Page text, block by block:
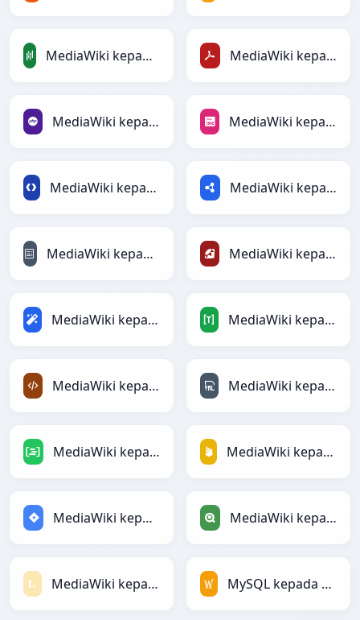
MediaWiki kepada PandasDataFrame MediaWiki kepada PDF
MediaWiki kepada PHP MediaWiki kepada PNG
MediaWiki kepada Protobuf MediaWiki kepada RDF
MediaWiki kepada reStructuredText MediaWiki kepada Ruby
MediaWiki kepada Magic MediaWiki kepada TOML
MediaWiki kepada XML MediaWiki kepada YAML
MediaWiki kepada DAX MediaWiki kepada Firebase
MediaWiki kepada Jira MediaWiki kepada Qlik
MediaWiki kepada Textile MySQL kepada MediaWiki